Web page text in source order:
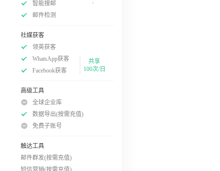
智能搜邮
邮件检测
社媒获客
领英获客
WhatsApp获客
Facebook获客
共享
100次/日
高级工具
全球企业库
数据导出(按需充值)
免费子账号
触达工具
邮件群发(按需充值)
短信营销(按需充值)